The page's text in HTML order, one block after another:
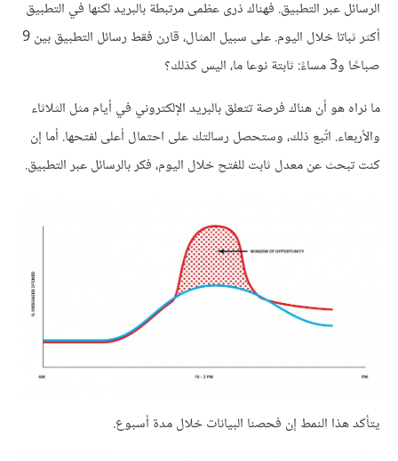
الرسائل عبر التطبيق. فهناك ذرى عظمى مرتبطة بالبريد لكنها في التطبيق
أكثر ثباتا خلال اليوم. على سبيل المثال، قارن فقط رسائل التطبيق بين 9
صباحًا و3 مساءً: ثابتة نوعا ما، اليس كذلك؟
ما نراه هو أن هناك فرصة تتعلق بالبريد الإلكتروني في أيام مثل الثلاثاء
والأربعاء. اتّبع ذلك، وستحصل رسالتك على احتمال أعلى لفتحها. أما إن
كنت تبحث عن معدل ثابت للفتح خلال اليوم، فكر بالرسائل عبر التطبيق.
يتأكد هذا النمط إن فحصنا البيانات خلال مدة أسبوع.